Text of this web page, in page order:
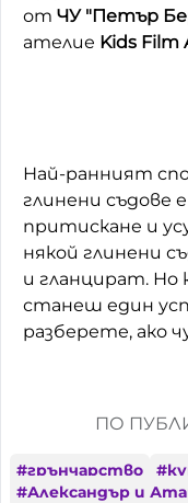
от ЧУ "Петър
ателие Kids Film
Най-ранният
глинени съдове
притискане и
някой глинени
и гланцират. Но
станеш един
разберете, ако
ПО
#грънчарство #
#Александър и